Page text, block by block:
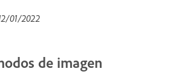
01/2022
de imagen